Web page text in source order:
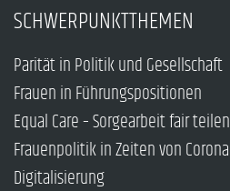
SCHWERPUNKTTHEMEN
Parität in Politik und Gesellschaft
Frauen in Führungspositionen
Equal Care – Sorgearbeit fair teilen
Frauenpolitik in Zeiten von Corona
Digitalisierung